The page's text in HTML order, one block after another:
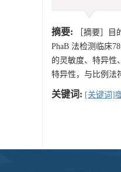
摘要: ［摘要］目
PhaB 法检测临床
的灵敏度、特异性
特异性，与比例法
关键词: [关键词]